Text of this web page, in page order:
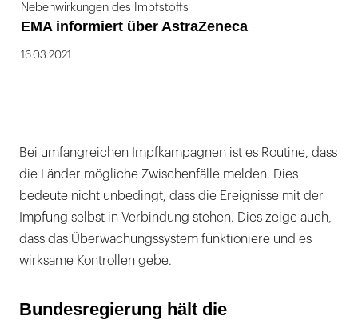
Nebenwirkungen des Impfstoffs
EMA informiert über AstraZeneca
16.03.2021
Bei umfangreichen Impfkampagnen ist es Routine, dass
die Länder mögliche Zwischenfälle melden. Dies
bedeute nicht unbedingt, dass die Ereignisse mit der
Impfung selbst in Verbindung stehen. Dies zeige auch,
dass das Überwachungssystem funktioniere und es
wirksame Kontrollen gebe.
Bundesregierung hält die